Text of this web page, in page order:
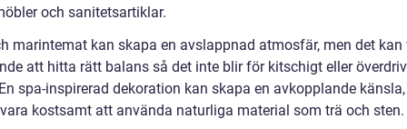
och sanitetsartiklar.
marintemat kan skapa en avslappnad atmosfär, men det kan
att hitta rätt balans så det inte blir för kitschigt eller
spa-inspirerad dekoration kan skapa en avkopplande
kostsamt att använda naturliga material som trä och sten.